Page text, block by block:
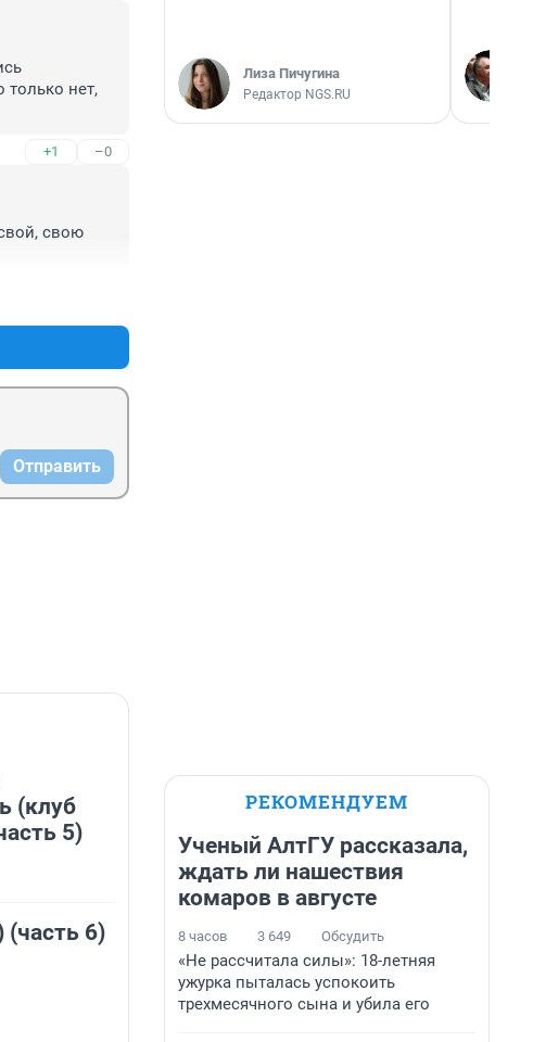
только нет,
+1 –0
свою
Отправить
(клуб
5)
(часть 6)
Лиза Пичугина
Редактор NGS.RU
РЕКОМЕНДУЕМ
Ученый АлтГУ рассказала,
ждать ли нашествия
комаров в августе
8 часов 3 649 Обсудить
«Не рассчитала силы»: 18-летняя
ужурка пыталась успокоить
трехмесячного сына и убила его